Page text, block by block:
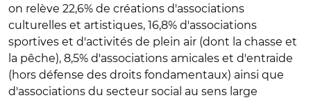
on relève 22,6% de créations d'associations
culturelles et artistiques, 16,8% d'associations
sportives et d'activités de plein air (dont la chasse et
la pêche), 8,5% d'associations amicales et d'entraide
(hors défense des droits fondamentaux) ainsi que
d'associations du secteur social au sens large